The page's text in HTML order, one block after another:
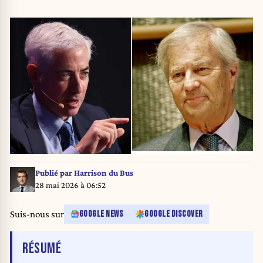
Publié parHarrison du Bus
28 mai 2026 à 06:52
Suis-nous sur GOOGLE NEWS GOOGLE DISCOVER
RÉSUMÉDE L'ARTICLE